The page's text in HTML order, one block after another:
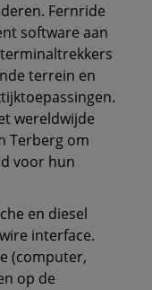
Fernride
software aan
terrein en
wereldwijde
Terberg om
voor hun
en diesel
interface.
(computer,
op de